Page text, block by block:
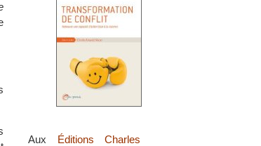
Aux Éditions Charles